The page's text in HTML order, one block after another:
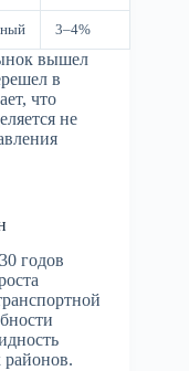
3–4%
вышел
в
что
не
годов
районов.